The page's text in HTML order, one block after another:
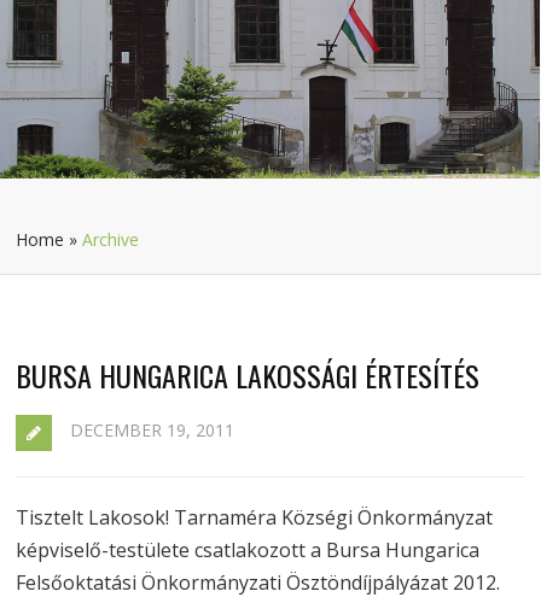
Home »Archive
BURSA HUNGARICA LAKOSSÁGI ÉRTESÍTÉS
DECEMBER 19, 2011
Tisztelt Lakosok! Tarnaméra Községi Önkormányzat
képviselő-testülete csatlakozott a Bursa Hungarica
Felsőoktatási Önkormányzati Ösztöndíjpályázat 2012.